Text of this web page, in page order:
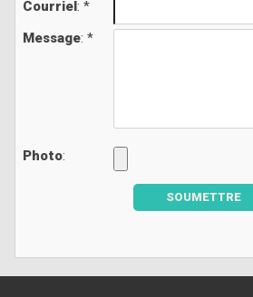
Courriel: *
Message: *
Photo:
SOUMETTRE